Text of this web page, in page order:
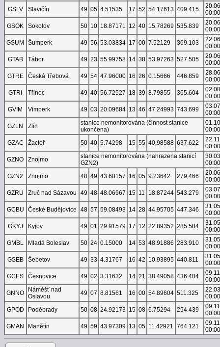
GSLV
Slavičín 49 05 4.51535 17 52 54.17613 409.415
00:00
GSOK
Sokolov 50 10 18.87171 12 40 15.78269 535.839
00:00
GSUM
Šumperk 49 56 53.03834 17 00 7.52129 369.103
00:00
GTAB
Tábor 49 23 55.99758 14 38 53.97263 527.505
00:00
GTRE
Česká Třebová 49 54 47.96000 16 26 0.15666 446.859
00:00
GTRI
Třinec 49 40 56.72527 18 39 8.79855 365.604
00:00
GVIM
Vimperk 49 03 20.09684 13 46 47.24993 743.699
00:00
GZLN
Zlín
stanice nemonitorována (činnost stanice
ukončena)
00:00
GZAC
Žacléř 50 40 5.74298 15 55 40.98588 637.622
00:00
GZNO
Znojmo
stanice nemonitorována (nahrazena stanicí
GZN2)
00:00
GZN2
Znojmo 48 49 43.60157 16 05 9.23642 279.466
00:00
GZRU
Zruč nad Sázavou 49 48 48.06967 15 11 18.87244 543.279
00:00
GCBU
České Budějovice 48 57 59.08493 14 28 44.95705 447.346
00:00
GKYJ
Kyjov 49 01 29.91579 17 12 22.89352 285.584
00:00
GMBL
Mladá Boleslav 50 24 0.15000 14 53 48.91886 283.910
00:00
GSEB
Šebetov 49 33 4.31767 16 42 10.93895 440.811
00:00
GCES
Česnovice 49 02 3.31632 14 21 38.49058 436.404
00:00
GNNO
Náměšť nad
Oslavou
49 07 8.81561 16 00 54.89604 511.325
00:00
GPOD
Poděbrady 50 08 24.92173 15 08 6.75294 254.439
00:00
GMAN
Manětín 49 59 43.97309 13 05 11.42921 764.121
00:00